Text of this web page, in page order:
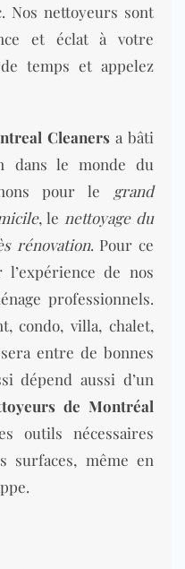
Nos nettoyeurs sont
et éclat à votre
temps et appelez
Cleaners a bâti
dans le monde du
pour le grand
, le nettoyage du
rénovation. Pour ce
de nos
professionnels.
condo, villa, chalet,
entre de bonnes
dépend aussi d’un
de Montréal
outils nécessaires
surfaces, même en